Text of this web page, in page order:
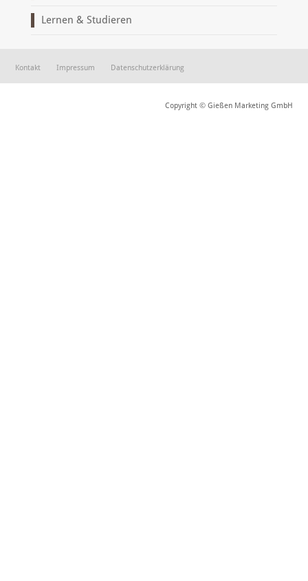
Lernen & Studieren
Kontakt Impressum Datenschutzerklärung
Copyright © Gießen Marketing GmbH